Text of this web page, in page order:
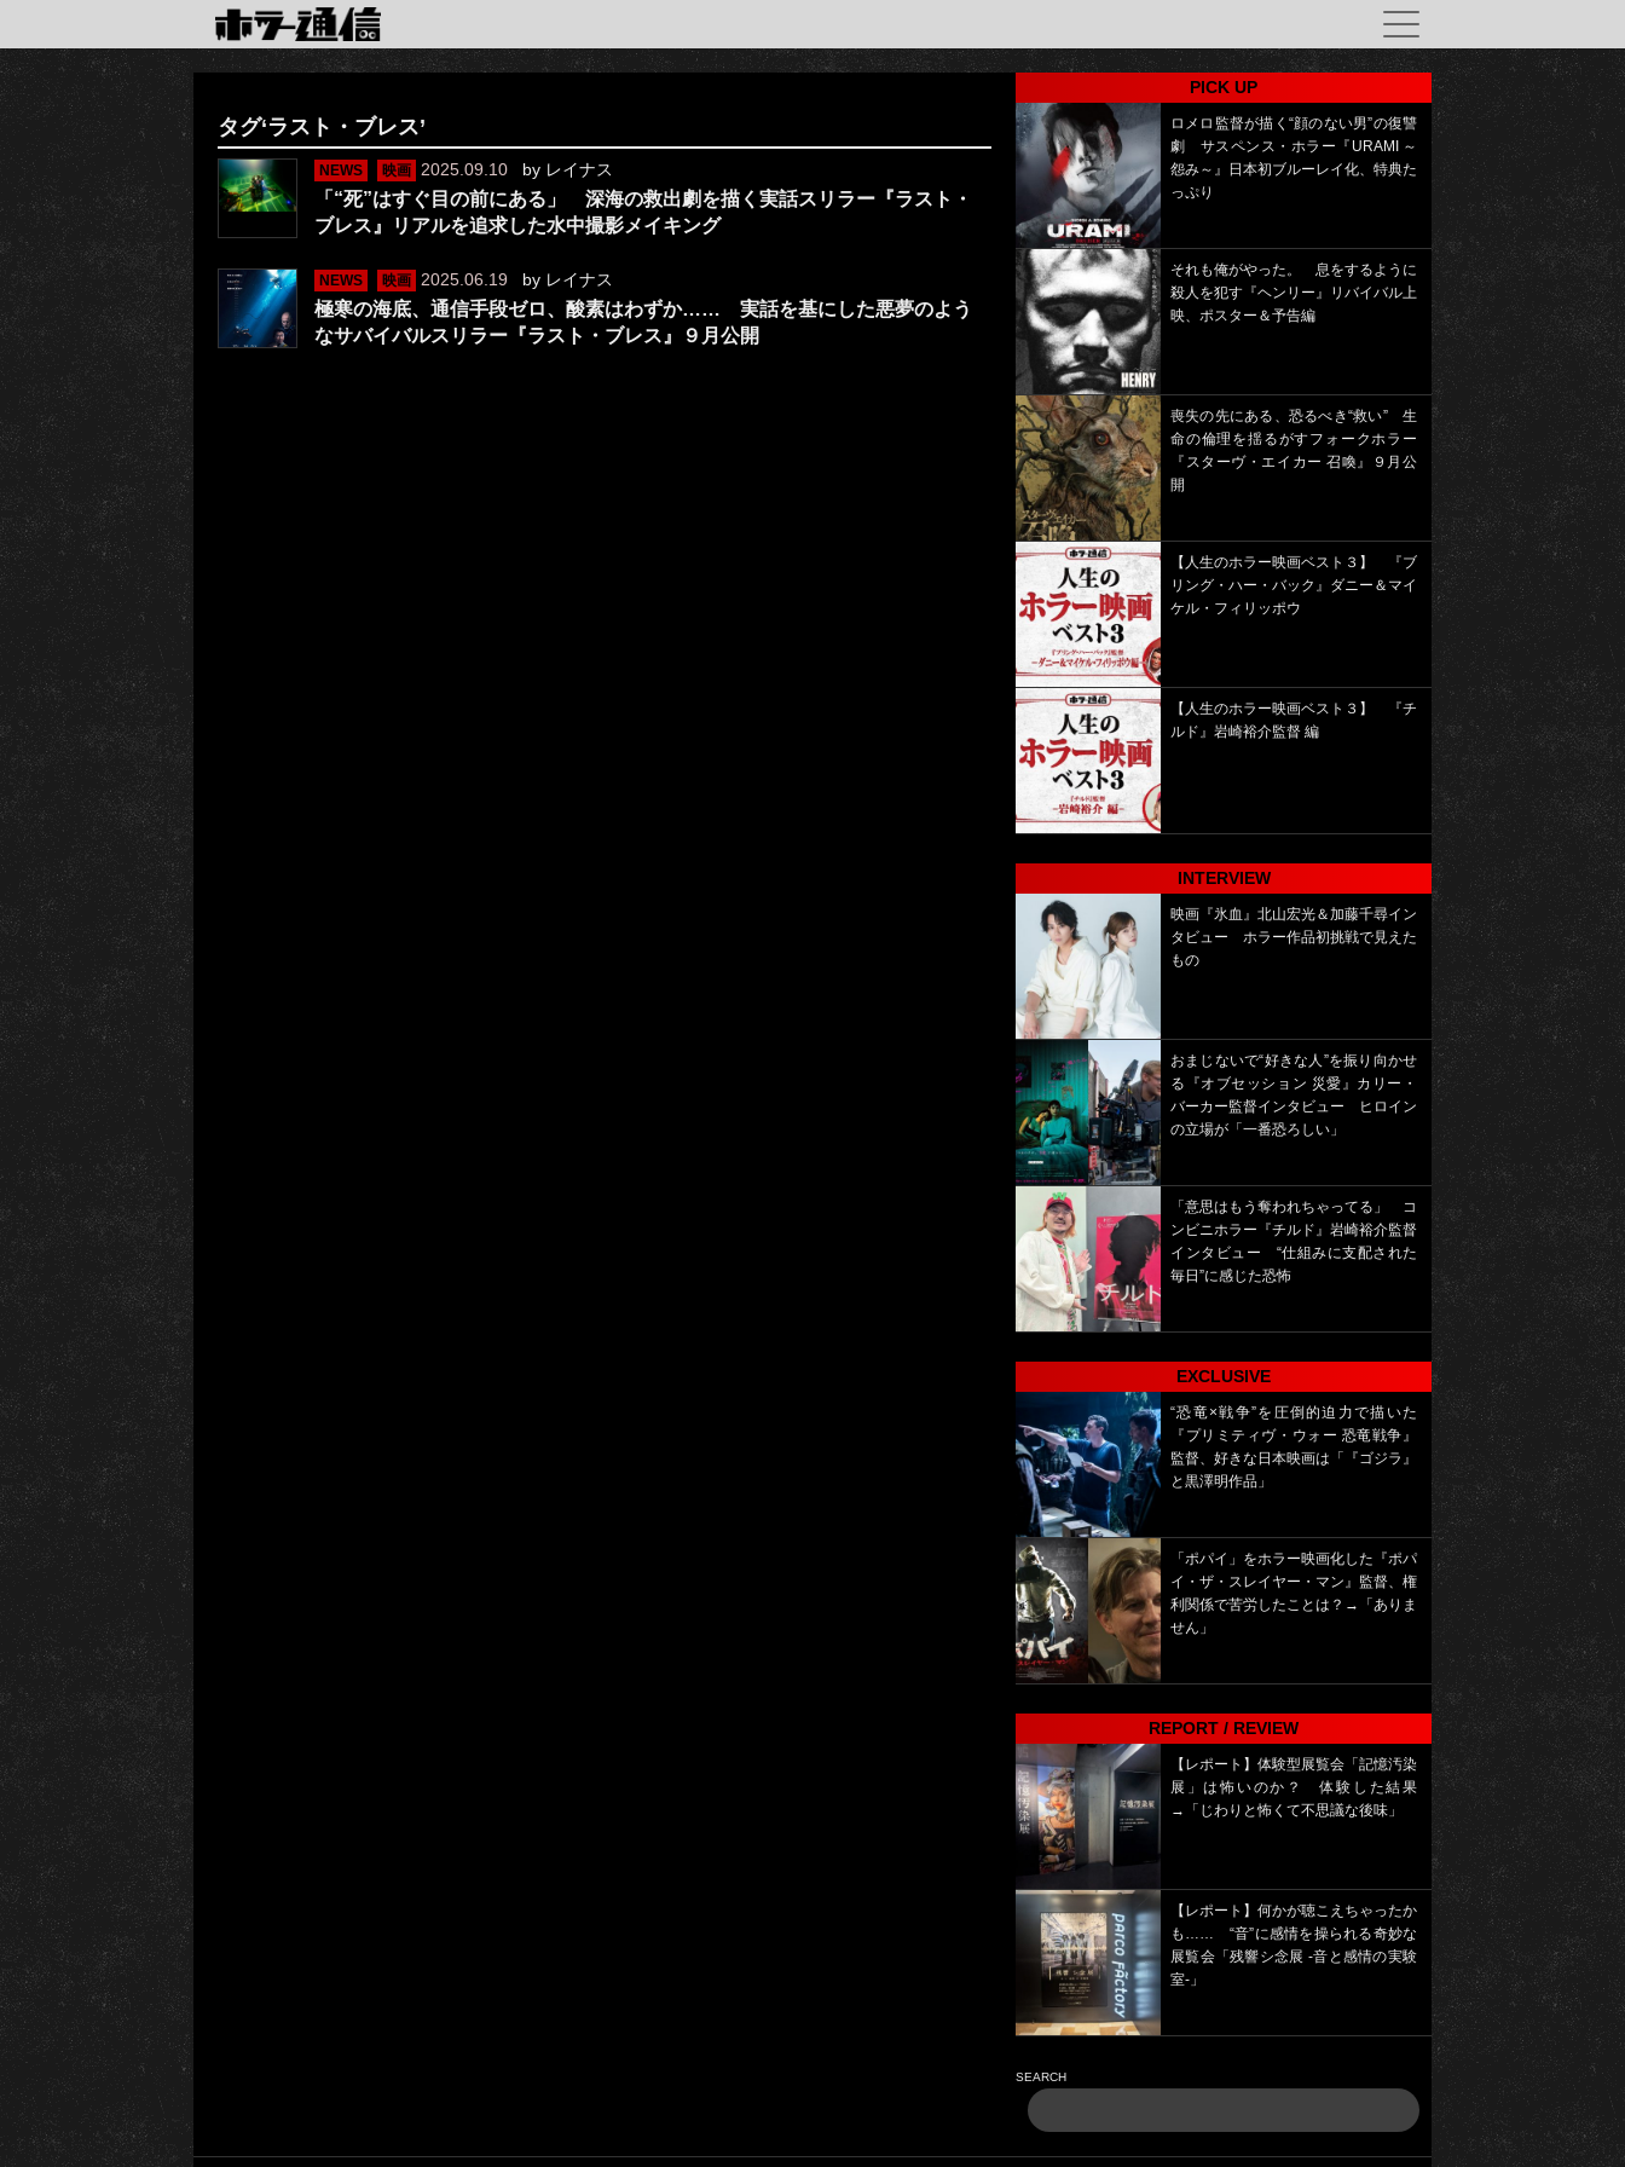
タグ‘ラスト・ブレス’
NEWS 映画 2025.09.10 by レイナス
「“死”はすぐ目の前にある」 深海の救出劇を描く実話スリラー『ラスト・
ブレス』リアルを追求した水中撮影メイキング
NEWS 映画 2025.06.19 by レイナス
極寒の海底、通信手段ゼロ、酸素はわずか…… 実話を基にした悪夢のよう
なサバイバルスリラー『ラスト・ブレス』９月公開
PICK UP
ロメロ監督が描く“顔のない男”の復讐
劇 サスペンス・ホラー『URAMI ～
怨み～』日本初ブルーレイ化、特典た
っぷり
それも俺がやった。 息をするように
殺人を犯す『ヘンリー』リバイバル上
映、ポスター＆予告編
喪失の先にある、恐るべき“救い” 生
命の倫理を揺るがすフォークホラー
『スターヴ・エイカー 召喚』９月公
開
【人生のホラー映画ベスト３】 『ブ
リング・ハー・バック』ダニー＆マイ
ケル・フィリッポウ
【人生のホラー映画ベスト３】 『チ
ルド』岩崎裕介監督 編
INTERVIEW
映画『氷血』北山宏光＆加藤千尋イン
タビュー ホラー作品初挑戦で見えた
もの
おまじないで“好きな人”を振り向かせ
る『オブセッション 災愛』カリー・
バーカー監督インタビュー ヒロイン
の立場が「一番恐ろしい」
「意思はもう奪われちゃってる」 コ
ンビニホラー『チルド』岩崎裕介監督
インタビュー “仕組みに支配された
毎日”に感じた恐怖
EXCLUSIVE
“恐竜×戦争”を圧倒的迫力で描いた
『プリミティヴ・ウォー 恐竜戦争』
監督、好きな日本映画は「『ゴジラ』
と黒澤明作品」
「ポパイ」をホラー映画化した『ポパ
イ・ザ・スレイヤー・マン』監督、権
利関係で苦労したことは？→「ありま
せん」
REPORT / REVIEW
【レポート】体験型展覧会「記憶汚染
展」は怖いのか？ 体験した結果
→「じわりと怖くて不思議な後味」
【レポート】何かが聴こえちゃったか
も…… “音”に感情を操られる奇妙な
展覧会「残響シ念展 -⾳と感情の実験
室-」
SEARCH